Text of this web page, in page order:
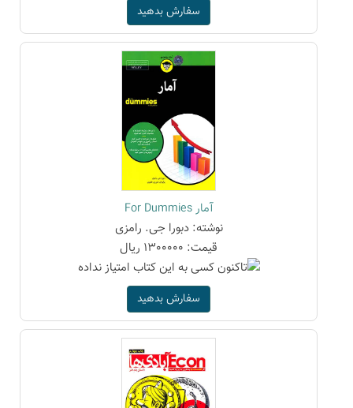
سفارش بدهید
آمار For Dummies
نوشته: دبورا جی. رامزی
قیمت: 1300000 ریال
سفارش بدهید